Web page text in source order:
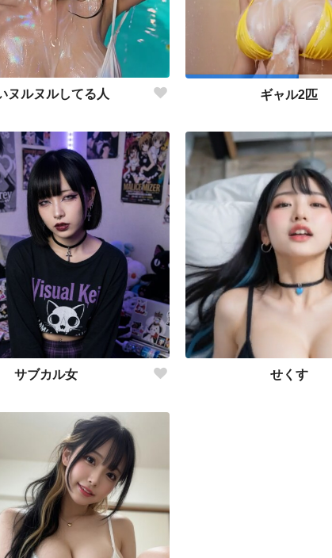
ヌルヌルしてる人 ギャル2匹
サブカル女 せくす